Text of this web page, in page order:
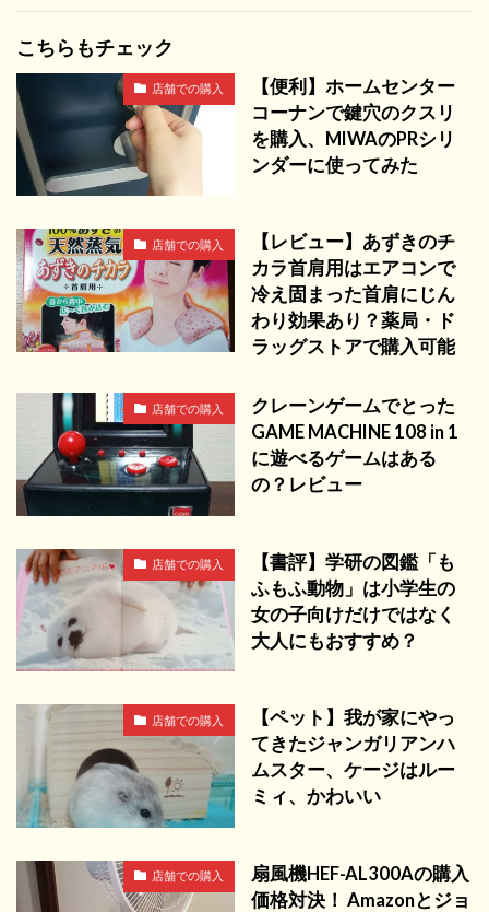
こちらもチェック
店舗での購入
【便利】ホームセンター
コーナンで鍵穴のクスリ
を購入、MIWAのPRシリ
ンダーに使ってみた
店舗での購入
【レビュー】あずきのチ
カラ首肩用はエアコンで
冷え固まった首肩にじん
わり効果あり？薬局・ド
ラッグストアで購入可能
店舗での購入
クレーンゲームでとった
GAME MACHINE 108 in 1
に遊べるゲームはある
の？レビュー
店舗での購入
【書評】学研の図鑑「も
ふもふ動物」は小学生の
女の子向けだけではなく
大人にもおすすめ？
店舗での購入
【ペット】我が家にやっ
てきたジャンガリアンハ
ムスター、ケージはルー
ミィ、かわいい
店舗での購入
扇風機HEF-AL300Aの購入
価格対決！ Amazonとジョ